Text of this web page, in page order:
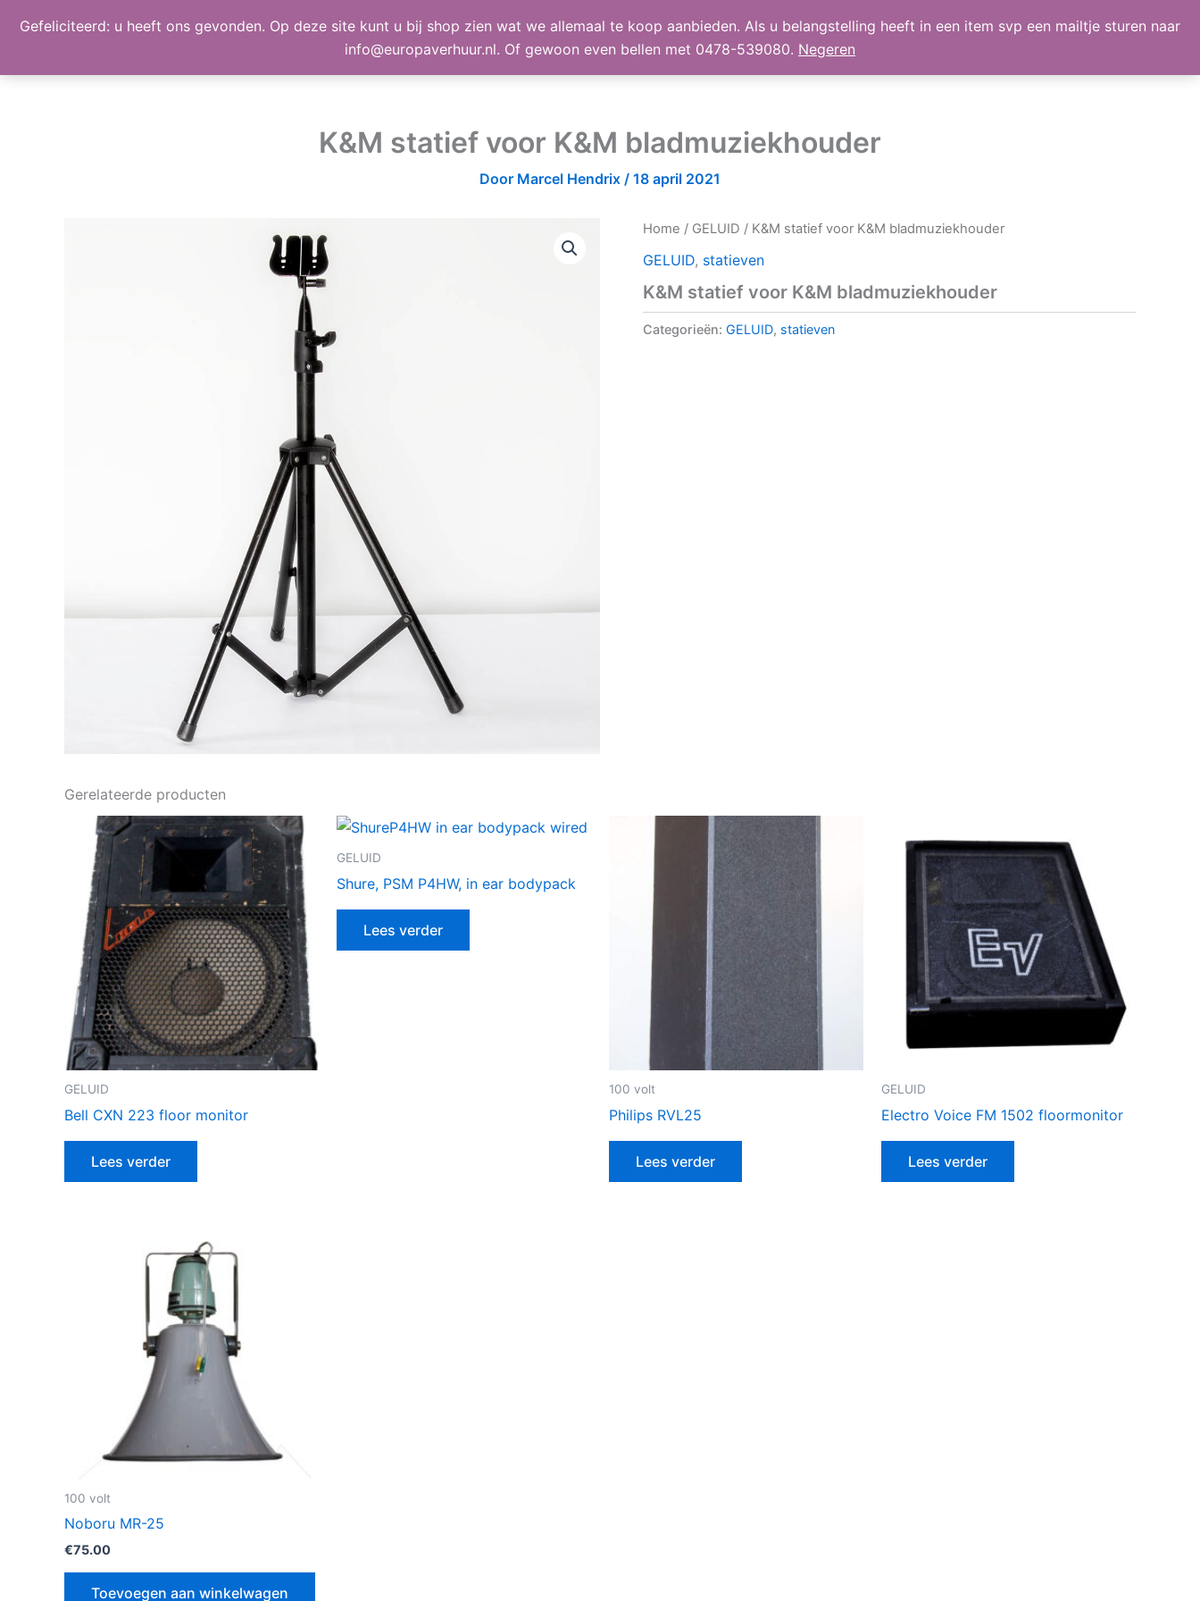
Gefeliciteerd: u heeft ons gevonden. Op deze site kunt u bij shop zien wat we allemaal te koop aanbieden. Als u belangstelling heeft in een item svp een mailtje sturen naar
info@europaverhuur.nl. Of gewoon even bellen met 0478-539080. Negeren
naar
inhoud
BEELD, GELUID, LICHT TE KOOP Shop Winkelmand Mijn Account Nieuws retour
K&M statief voor K&M bladmuziekhouder
Door Marcel Hendrix / 18 april 2021
Home / GELUID / K&M statief voor K&M bladmuziekhouder
GELUID, statieven
K&M statief voor K&M bladmuziekhouder
Categorieën: GELUID, statieven
Gerelateerde producten
GELUID
Bell CXN 223 floor monitor
Lees verder
GELUID
Shure, PSM P4HW, in ear bodypack
Lees verder
100 volt
Philips RVL25
Lees verder
GELUID
Electro Voice FM 1502 floormonitor
Lees verder
100 volt
Noboru MR-25
€75.00
Toevoegen aan winkelwagen